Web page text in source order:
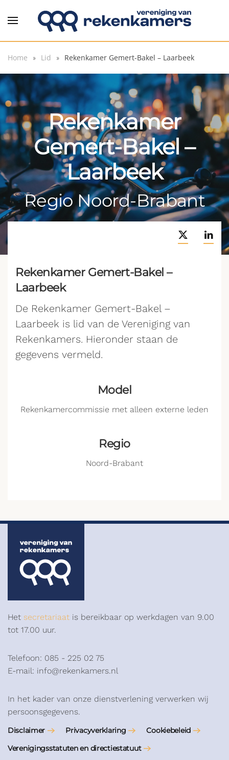
Overslaan en naar de inhoud gaan
Home Lid Rekenkamer Gemert-Bakel – Laarbeek
Rekenkamer
Gemert-Bakel –
Laarbeek
Regio Noord-Brabant
Rekenkamer Gemert-Bakel –
Laarbeek
De Rekenkamer Gemert-Bakel –
Laarbeek is lid van de Vereniging van
Rekenkamers. Hieronder staan de
gegevens vermeld.
Model
Rekenkamercommissie met alleen externe leden
Regio
Noord-Brabant
Het secretariaat is bereikbaar op werkdagen van 9.00
tot 17.00 uur.
Telefoon: 085 - 225 02 75
E-mail: info@rekenkamers.nl
In het kader van onze dienstverlening verwerken wij
persoonsgegevens.
Disclaimer Privacyverklaring
Cookiebeleid
Verenigingsstatuten en directiestatuut